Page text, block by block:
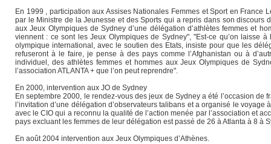
En 1999 , participation aux Assises Nationales Femmes et Sport en France
par le Ministre de la Jeunesse et des Sports qui a repris dans son discours
aux Jeux Olympiques de Sydney d’une délégation d’athlètes femmes et
viennent : ce sont les Jeux Olympiques de Sydney", "Est-ce qu’on laisse
olympique international, avec le soutien des Etats, insiste pour que les
refuseront à le faire, je pense à des pays comme l’Afghanistan ou à
individuel, des athlètes femmes et hommes aux Jeux Olympiques de
l’association ATLANTA + que l’on peut reprendre".
En 2000, intervention aux JO de Sydney
En septembre 2000, le rendez-vous des jeux de Sydney a été l’occasion de
l’invitation d’une délégation d’observateurs talibans et a organisé le
avec le CIO qui a reconnu la qualité de l’action menée par l’association et
pays excluant les femmes de leur délégation est passé de 26 à Atlanta à 8 à
En août 2004 intervention aux Jeux Olympiques d’Athènes.